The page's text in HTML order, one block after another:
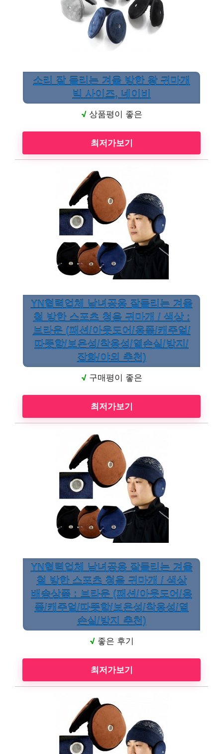
소리 잘 들리는 겨울 방한 왕 귀마개
빅 사이즈, 네이비
√상품평이 좋은
최저가보기
YN협력업체 남녀공용 잘들리는 겨울
철 방한 스포츠 청음 귀마개 / 색상 :
브라운 (패션/아웃도어/용품/캐주얼/
따뜻함/보온성/착용성/열손실/방지/
잡화/야외 추천)
√구매평이 좋은
최저가보기
YN협력업체 남녀공용 잘들리는 겨울
철 방한 스포츠 청음 귀마개 / 색상
배송상품 : 브라운 (패션/아웃도어/용
품/캐주얼/따뜻함/보온성/착용성/열
손실/방지 추천)
√좋은 후기
최저가보기